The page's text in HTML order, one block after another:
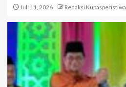
Juli 11, 2026 Redaksi Kupasperistiwa